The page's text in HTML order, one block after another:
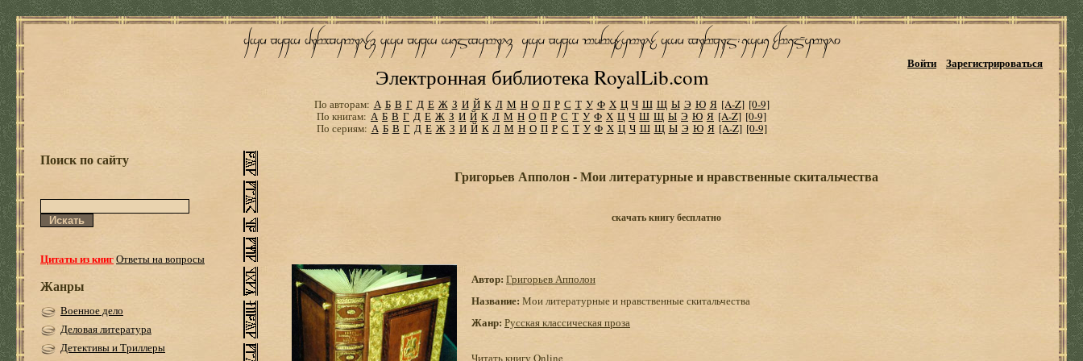
Электронная библиотека RoyalLib.com
Войти Зарегистрироваться
По авторам: А Б В Г Д Е Ж З И Й К Л М Н О П Р С Т У Ф Х Ц Ч Ш Щ Ы Э Ю Я [A-Z] [0-9]
По книгам: А Б В Г Д Е Ж З И Й К Л М Н О П Р С Т У Ф Х Ц Ч Ш Щ Ы Э Ю Я [A-Z] [0-9]
По сериям: А Б В Г Д Е Ж З И Й К Л М Н О П Р С Т У Ф Х Ц Ч Ш Щ Ы Э Ю Я [A-Z] [0-9]
Поиск по сайту
Цитаты из книгОтветы на вопросы
Жанры
Военное дело
Деловая литература
Детективы и Триллеры
Григорьев Апполон - Мои литературные и нравственные скитальчества
скачать книгу бесплатно
Автор: Григорьев Апполон
Название: Мои литературные и нравственные скитальчества
Жанр: Русская классическая проза
Читать книгу Online